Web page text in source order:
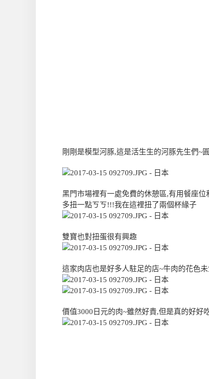
剛剛是模型河豚,這是活生生的河豚先生們~
黑門市場裡有一處免費的休憩區,有用餐座
多扭一點ㄎㄎ!!!我在這裡扭了兩個杯緣子
雙寶也對扭蛋很有興趣
這家肉店也是好多人駐足的店~牛肉的花色
價值3000日元的肉~雖然好貴,但是真的好好